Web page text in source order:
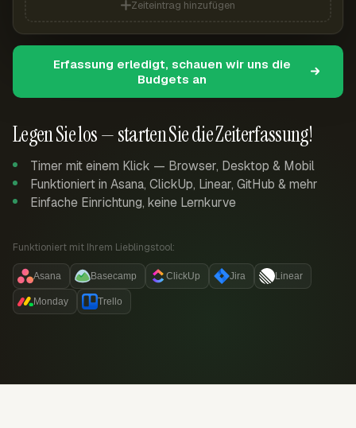
Legen Sie los — starten Sie die Zeiterfassung!
Timer mit einem Klick — Browser, Desktop & Mobil
Funktioniert in Asana, ClickUp, Linear, GitHub & mehr
Einfache Einrichtung, keine Lernkurve
Funktioniert mit Ihrem Lieblingstool:
Asana Basecamp ClickUp Jira Linear
Monday Trello
Zeiteintrag hinzufügen
Erfassung erledigt, schauen wir uns die
Budgets an